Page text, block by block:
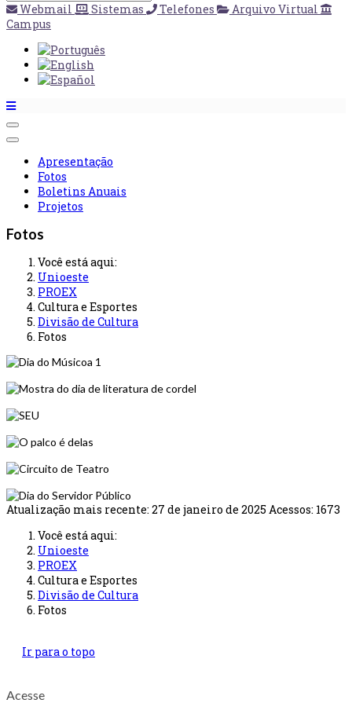
Webmail Sistemas Telefones
Arquivo Virtual
Campus
Apresentação
Fotos
Boletins Anuais
Projetos
Fotos
Você está aqui:
Unioeste
PROEX
Cultura e Esportes
Divisão de Cultura
Fotos
Atualização mais recente: 27 de janeiro de 2025 Acessos: 1673
Você está aqui:
Unioeste
PROEX
Cultura e Esportes
Divisão de Cultura
Fotos
Ir para o topo
Acesse